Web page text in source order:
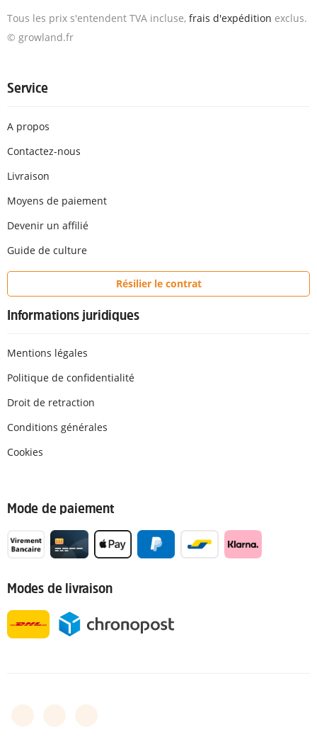
Tous les prix s'entendent TVA incluse, frais d'expédition exclus.
© growland.fr
Service
A propos
Contactez-nous
Livraison
Moyens de paiement
Devenir un affilié
Guide de culture
Résilier le contrat
Informations juridiques
Mentions légales
Politique de confidentialité
Droit de retraction
Conditions générales
Cookies
Mode de paiement
Modes de livraison